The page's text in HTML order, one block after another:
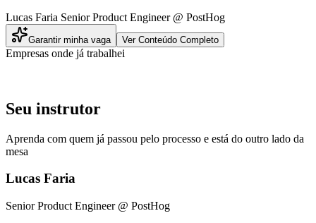
Lucas Faria Senior Product Engineer @ PostHog
Garantir minha vaga Ver Conteúdo Completo
Empresas onde já trabalhei
Seu instrutor
Aprenda com quem já passou pelo processo e está do outro lado da
mesa
Lucas Faria
Senior Product Engineer @ PostHog